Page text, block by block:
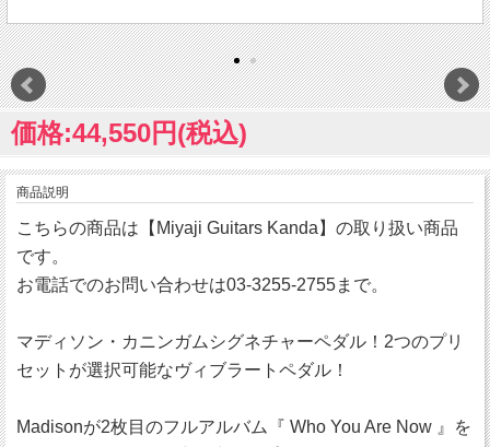
価格:44,550円(税込)
商品説明
こちらの商品は【Miyaji Guitars Kanda】の取り扱い商品
です。
お電話でのお問い合わせは03-3255-2755まで。
マディソン・カニンガムシグネチャーペダル！2つのプリ
セットが選択可能なヴィブラートペダル！
Madisonが2枚目のフルアルバム『 Who You Are Now 』を